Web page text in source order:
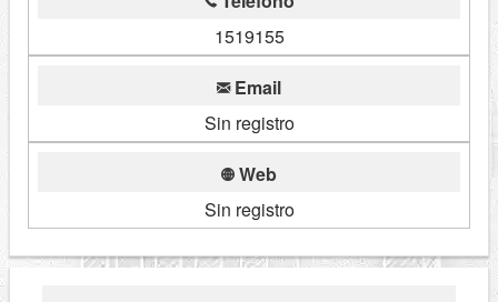
1519155
Email
Sin registro
Web
Sin registro